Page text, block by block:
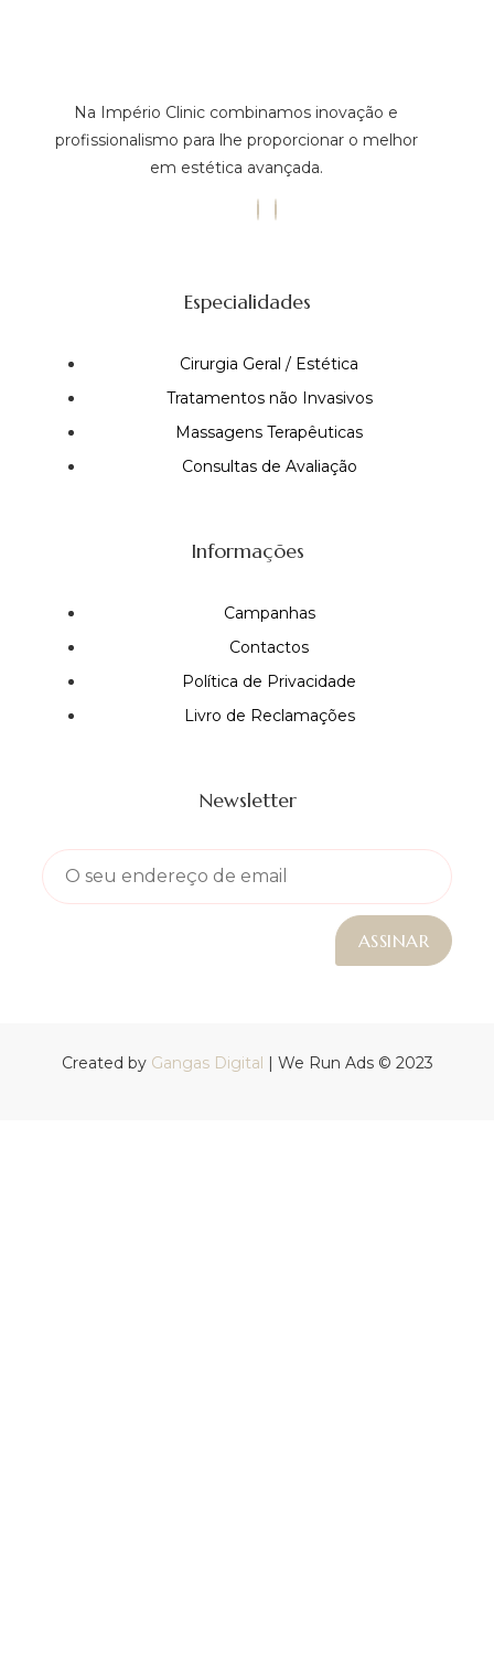
Na Império Clinic combinamos inovação e
profissionalismo para lhe proporcionar o melhor
em estética avançada.
Especialidades
Cirurgia Geral / Estética
Tratamentos não Invasivos
Massagens Terapêuticas
Consultas de Avaliação
Informações
Campanhas
Contactos
Política de Privacidade
Livro de Reclamações
Newsletter
Created by Gangas Digital | We Run Ads © 2023